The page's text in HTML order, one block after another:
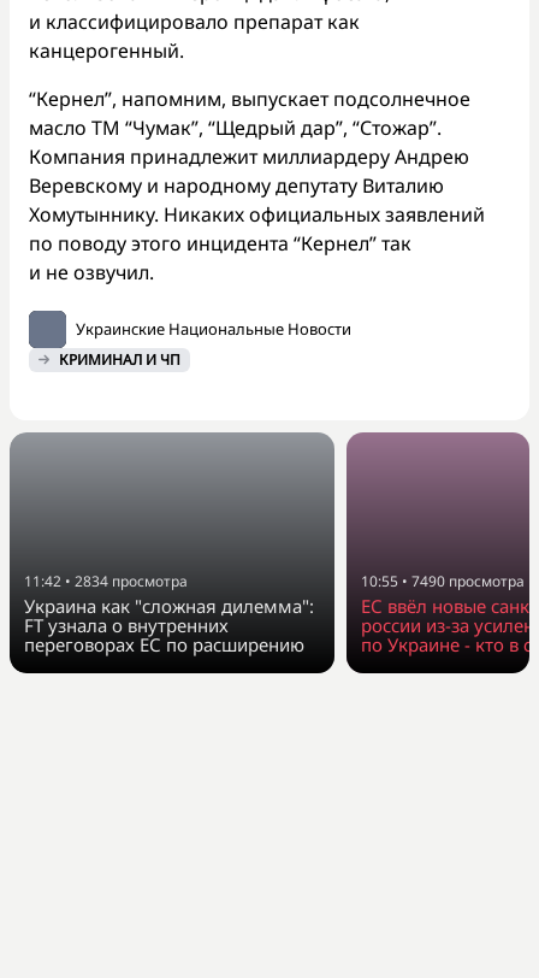
и классифицировало препарат как
канцерогенный.
“Кернел”, напомним, выпускает подсолнечное
масло ТМ “Чумак”, “Щедрый дар”, “Стожар”.
Компания принадлежит миллиардеру Андрею
Веревскому и народному депутату Виталию
Хомутыннику. Никаких официальных заявлений
по поводу этого инцидента “Кернел” так
и не озвучил.
Украинские Национальные Новости
КРИМИНАЛ И ЧП
11:42 • 2834 просмотра
Украина как "сложная дилемма":
FT узнала о внутренних
переговорах ЕС по расширению
10:55 • 7490 просмотра
ЕС ввёл новые
россии из-за
по Украине - кто в